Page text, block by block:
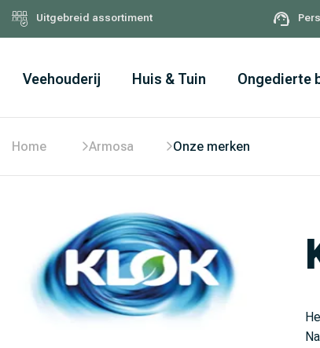
Uitgebreid assortiment
Veehouderij Huis & Tuin Ongedierte
Home Armosa Onze merken